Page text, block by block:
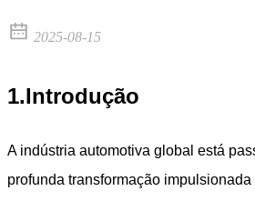
2025-08-15
1.Introdução
A indústria automotiva global está
profunda transformação